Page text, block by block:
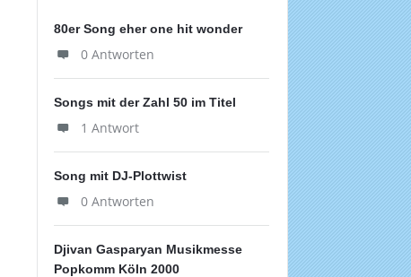
80er Song eher one hit wonder
0 Antworten
Songs mit der Zahl 50 im Titel
1 Antwort
Song mit DJ-Plottwist
0 Antworten
Djivan Gasparyan Musikmesse
Popkomm Köln 2000